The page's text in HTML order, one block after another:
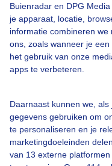
Buienradar en DPG
je apparaat, locatie,
informatie combineren
ons, zoals wanneer je
het gebruik van onze
apps te verbeteren.
Daarnaast kunnen we,
gegevens gebruiken om
te personaliseren en je
marketingdoeleinden
van 13 externe
Regen Wolken
Bekijk slideshow